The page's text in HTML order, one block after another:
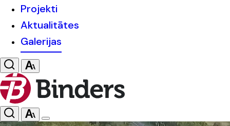
Projekti
Aktualitātes
Galerijas